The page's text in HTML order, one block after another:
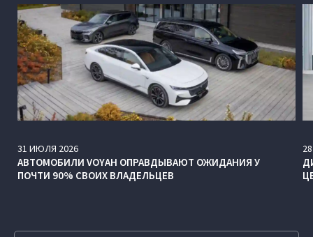
31 ИЮЛЯ 2026
АВТОМОБИЛИ VOYAH ОПРАВДЫВАЮТ ОЖИДАНИЯ У
ПОЧТИ 90% СВОИХ ВЛАДЕЛЬЦЕВ
28